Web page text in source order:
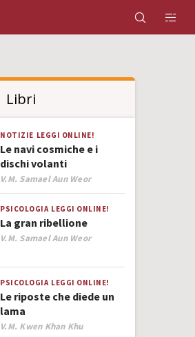
Libri
NOTIZIE LEGGI ONLINE!
Le navi cosmiche e i
dischi volanti
Author
V.M. Samael Aun Weor
PSICOLOGIA LEGGI ONLINE!
La gran ribellione
Author
V.M. Samael Aun Weor
PSICOLOGIA LEGGI ONLINE!
Le riposte che diede un
lama
Author
V.M. Kwen Khan Khu